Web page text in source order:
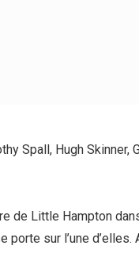
Spall, Hugh Skinner,
de Little Hampton
sur l’une d’elles.